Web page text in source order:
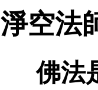
淨空法
佛法